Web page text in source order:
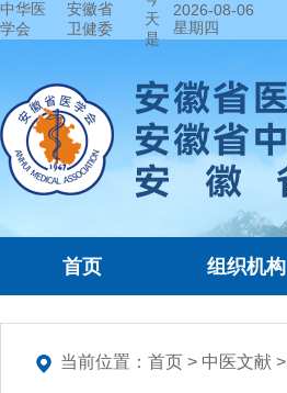
中华医
学会
安徽省
卫健委
天
是
2026-08-06
星期四
首页 组织机构
当前位置： 首页 > 中医文献 >